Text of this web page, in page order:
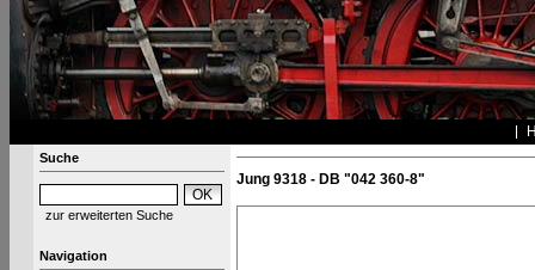
Suche
zur erweiterten Suche
Navigation
Jung 9318 - DB "042 360-8"